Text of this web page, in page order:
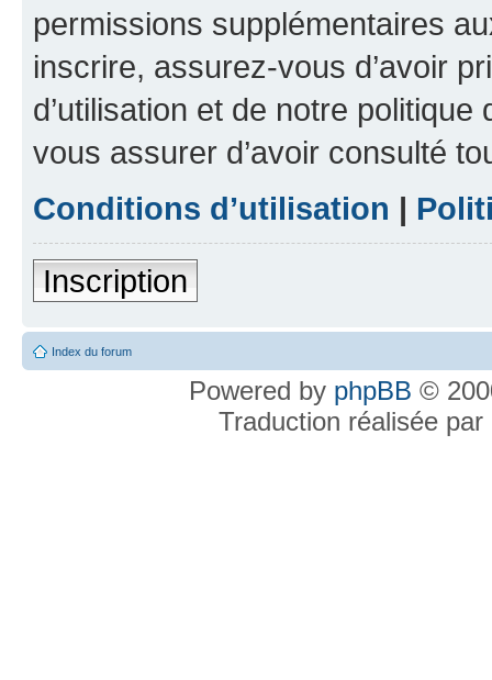
permissions supplémentaires
inscrire, assurez-vous d’avoir
d’utilisation et de notre
vous assurer d’avoir consulté
Conditions d’utilisation |
Inscription
Index du forum
Powered by phpBB ©
Traduction réalisée par